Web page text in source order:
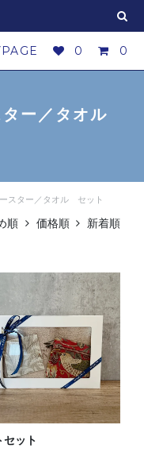
0 0
ター／タオル
スター／タオル セット
順 価格順 新着順
セット